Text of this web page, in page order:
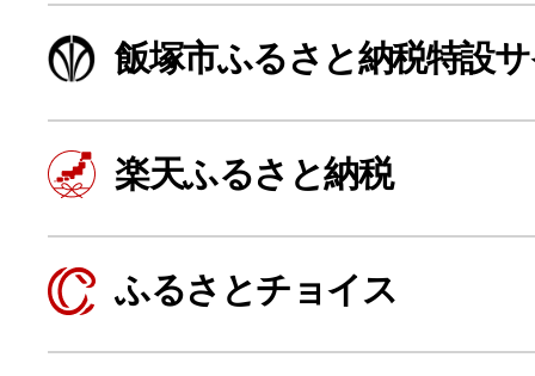
寄付上限額シミュレーション
給与所得者版
飯塚市ふるさと納税特設
楽天ふるさと納税
ふるさとチョイス